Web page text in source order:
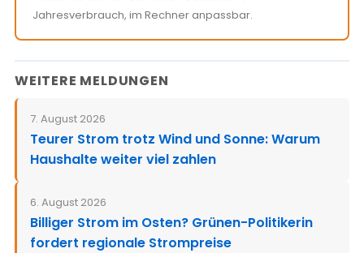
Jahresverbrauch, im Rechner anpassbar.
WEITERE MELDUNGEN
7. August 2026
Teurer Strom trotz Wind und Sonne: Warum
Haushalte weiter viel zahlen
6. August 2026
Billiger Strom im Osten? Grünen-Politikerin
fordert regionale Strompreise